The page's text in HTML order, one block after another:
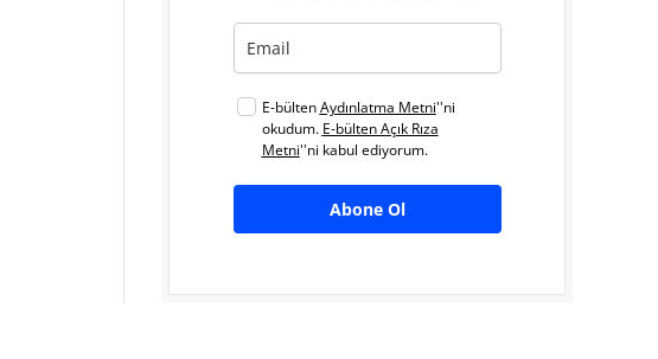
E-bültenAydınlatma Metni''ni
okudum. E-bülten Açık Rıza
Metni''ni kabul ediyorum.
Abone Ol